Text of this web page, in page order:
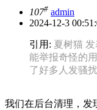
107# admin
2024-12-3
引用: 夏树猫 发
能举报奇怪的
了好多人发骚
我们在后台清理，发